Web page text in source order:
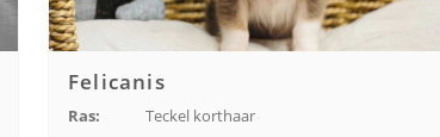
Felicanis
Ras: Teckel korthaar